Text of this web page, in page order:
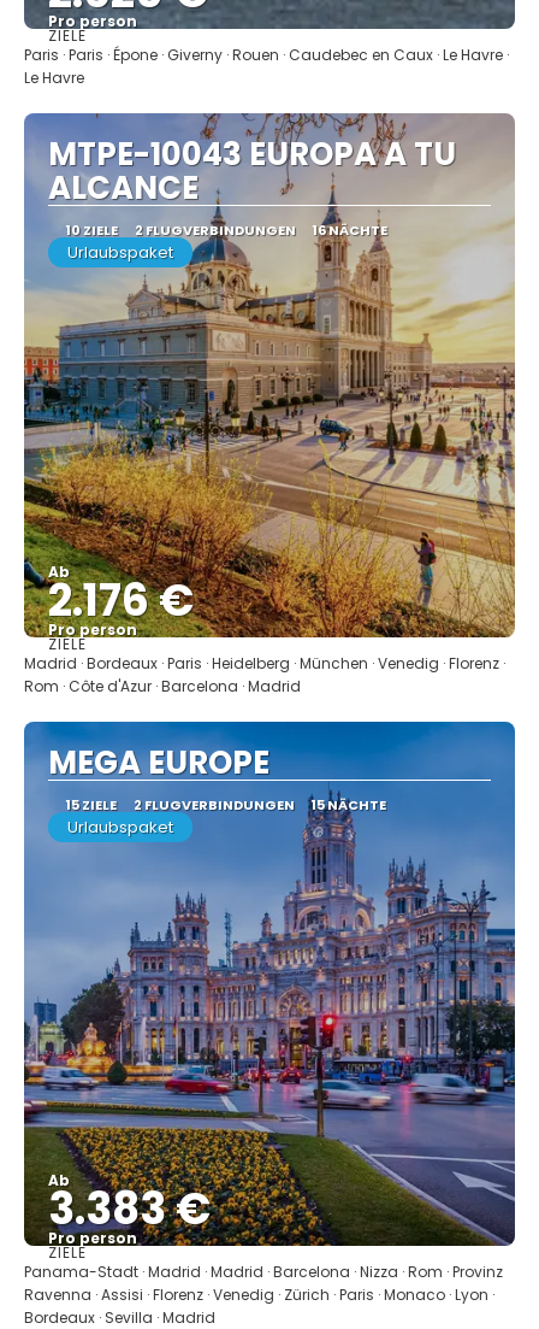
Pro person
Sehen
ZIELE
Paris · Paris · Épone · Giverny · Rouen · Caudebec en Caux · Le Havre ·
Le Havre
MTPE-10043 EUROPA A TU
ALCANCE
10 ZIELE 2 FLUGVERBINDUNGEN 16 NÄCHTE
Urlaubspaket
Ab
2.176 €
Pro person
Sehen
ZIELE
Madrid · Bordeaux · Paris · Heidelberg · München · Venedig · Florenz ·
Rom · Côte d'Azur · Barcelona · Madrid
MEGA EUROPE
15 ZIELE 2 FLUGVERBINDUNGEN 15 NÄCHTE
Urlaubspaket
Ab
3.383 €
Pro person
Sehen
ZIELE
Panama-Stadt · Madrid · Madrid · Barcelona · Nizza · Rom · Provinz
Ravenna · Assisi · Florenz · Venedig · Zürich · Paris · Monaco · Lyon ·
Bordeaux · Sevilla · Madrid